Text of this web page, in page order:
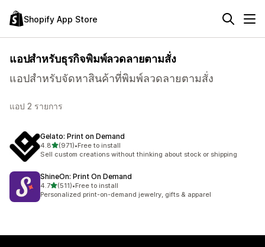
Shopify App Store
แอปสำหรับธุรกิจพิมพ์ลวดลายตามสั่ง
แอปสำหรับจัดหาสินค้าที่พิมพ์ลวดลายตามสั่ง
แอป 2 รายการ
Gelato: Print on Demand
4.8เต็ม 5 ดาว
(971)
ทั้งหมด 971 รีวิว
•Free to install
Sell custom creations without thinking about stock or shipping
ShineOn: Print On Demand
4.7เต็ม 5 ดาว
(511)
ทั้งหมด 511 รีวิว
•Free to install
Personalized print-on-demand jewelry, gifts & apparel